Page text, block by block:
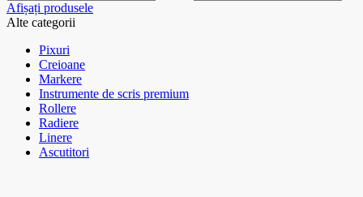
Afișați produsele
Alte categorii
Pixuri
Creioane
Markere
Instrumente de scris premium
Rollere
Radiere
Linere
Ascutitori